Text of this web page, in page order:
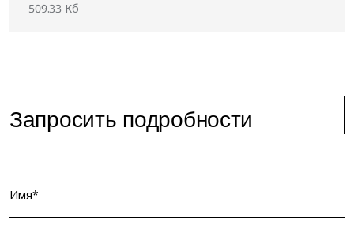
509.33 Кб
Запросить подробности
Имя*